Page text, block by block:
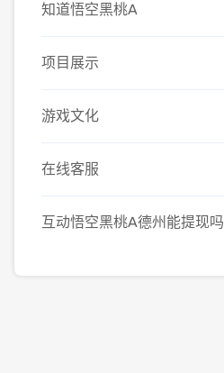
知道悟空黑桃A
项目展示
游戏文化
在线客服
互动悟空黑桃A德州能提现吗